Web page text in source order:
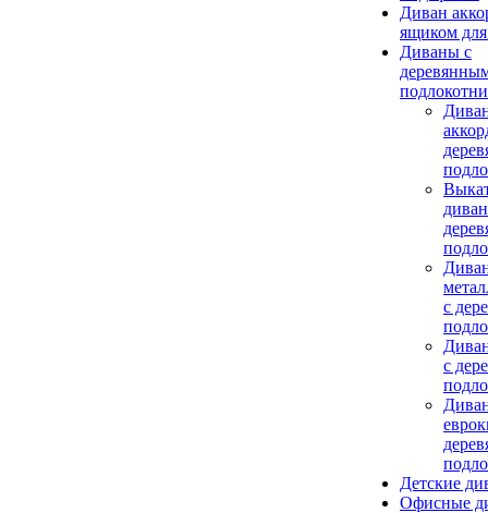
Диван
ящиком для
Диваны с
с
c
Детские
Офисные